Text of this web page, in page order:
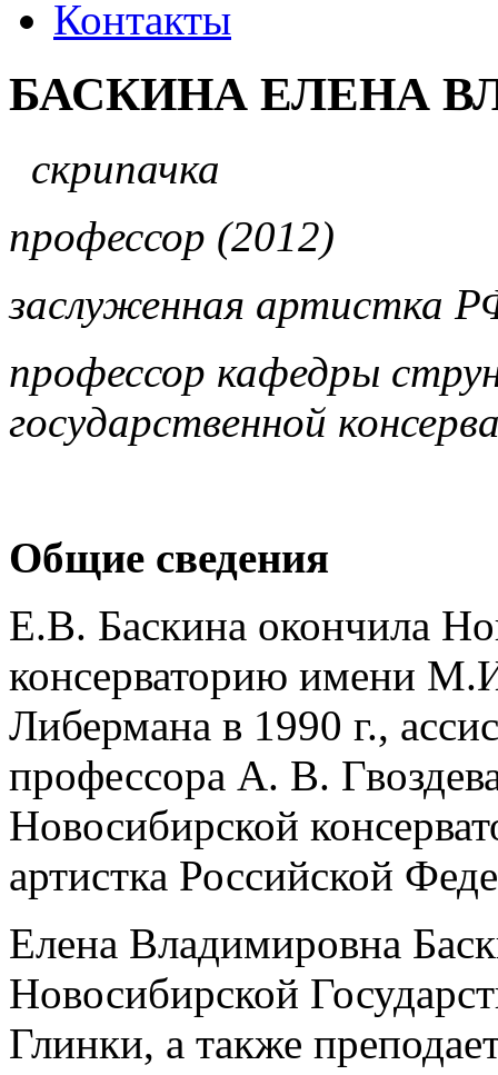
Контакты
БАСКИНА ЕЛЕНА
скрипачка
профессор (2012)
заслуженная артистка
профессор кафедры
государственной
Общие сведения
Е.В. Баскина окончила
консерваторию имени
Либермана в 1990 г.,
профессора А. В.
Новосибирской
артистка Российской
Елена Владимировна
Новосибирской
Глинки, а также